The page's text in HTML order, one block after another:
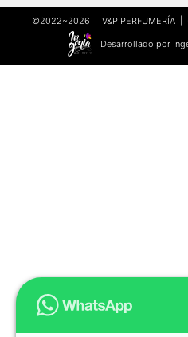
©2022~2026 | V&P PERFUMERÍA
Desarrollado por